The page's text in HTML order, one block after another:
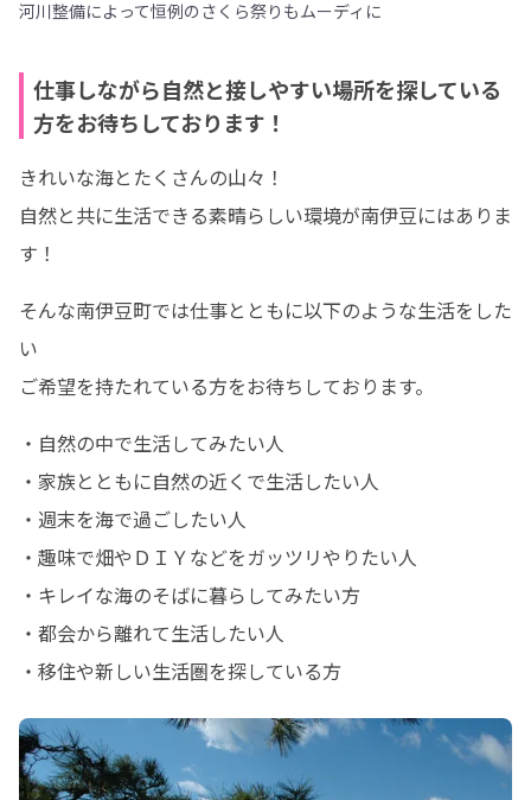
河川整備によって恒例のさくら祭りもムーディに
仕事しながら自然と接しやすい場所を探している
方をお待ちしております！
きれいな海とたくさんの山々！
自然と共に生活できる素晴らしい環境が南伊豆にはありま
す！
そんな南伊豆町では仕事とともに以下のような生活をした
い
ご希望を持たれている方をお待ちしております。
・自然の中で生活してみたい人
・家族とともに自然の近くで生活したい人
・週末を海で過ごしたい人
・趣味で畑やＤＩＹなどをガッツリやりたい人
・キレイな海のそばに暮らしてみたい方
・都会から離れて生活したい人
・移住や新しい生活圏を探している方